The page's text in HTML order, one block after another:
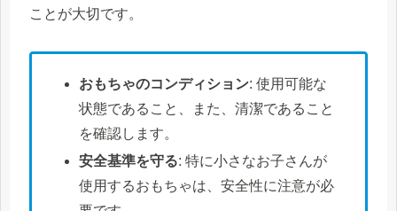
ことが大切です。
おもちゃのコンディション: 使用可能な
状態であること、また、清潔であること
を確認します。
安全基準を守る: 特に小さなお子さんが
使用するおもちゃは、安全性に注意が必